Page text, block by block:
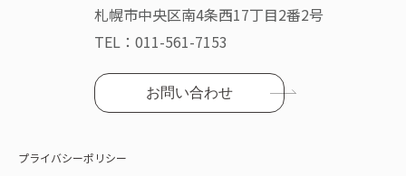
札幌市中央区南4条西17丁目2番2号
TEL： 011-561-7153
お問い合わせ
プライバシーポリシー